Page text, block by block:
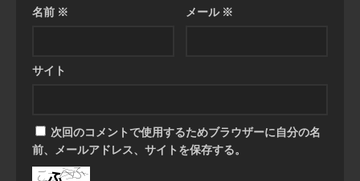
名前 ※ メール※
サイト
次回のコメントで使用するためブラウザーに自分の名
前、メールアドレス、サイトを保存する。